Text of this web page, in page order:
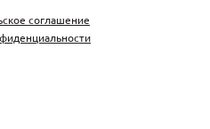
соглашение